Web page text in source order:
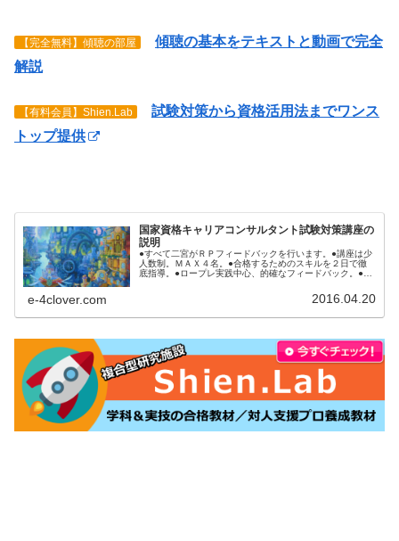
【完全無料】傾聴の部屋
傾聴の基本をテキストと動画で完全
解説
【有料会員】Shien.Lab
試験対策から資格活用法までワンス
トップ提供
国家資格キャリアコンサルタント試験対策講座の
説明
●すべて二宮がＲＰフィードバックを行います。●講座は少
人数制。ＭＡＸ４名。●合格するためのスキルを２日で徹
底指導。●ロープレ実践中心、的確なフィードバック。●受
e-4clover.com 2016.04.20